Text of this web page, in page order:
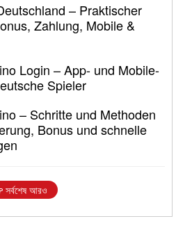
– Praktischer
Zahlung, Mobile &
Login – App- und Mobile-
Spieler
– Schritte und Methoden
Bonus und schnelle
সর্বশেষ আরও